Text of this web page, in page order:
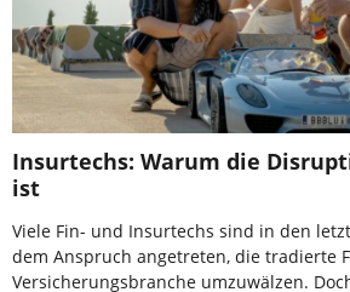
Insurtechs: Warum die
ist
Viele Fin- und Insurtechs sind in den
dem Anspruch angetreten, die tradierte
Versicherungsbranche umzuwälzen.